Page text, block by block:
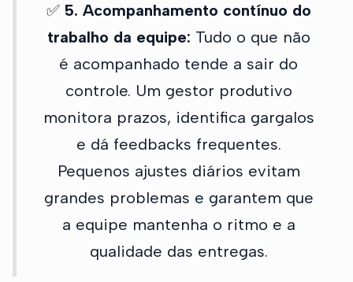
✅ 5. Acompanhamento contínuo do
trabalho da equipe: Tudo o que não
é acompanhado tende a sair do
controle. Um gestor produtivo
monitora prazos, identifica gargalos
e dá feedbacks frequentes.
Pequenos ajustes diários evitam
grandes problemas e garantem que
a equipe mantenha o ritmo e a
qualidade das entregas.